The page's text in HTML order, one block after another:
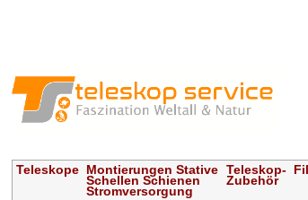
Teleskope Montierungen Stative
Schellen Schienen
Stromversorgung
Teleskop-
Zubehör